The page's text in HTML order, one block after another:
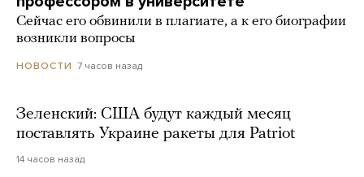
Сейчас его обвинили в плагиате, а к его биографии
возникли вопросы
НОВОСТИ 7 часов назад
Зеленский: США будут каждый месяц
поставлять Украине ракеты для Patriot
14 часов назад